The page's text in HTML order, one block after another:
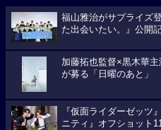
福山雅治がサプライズ
た出会いたい。』公開
加藤拓也監督×黒木華
が募る「日曜のあと」
『仮面ライダーゼッツ
ニティ』オフショット